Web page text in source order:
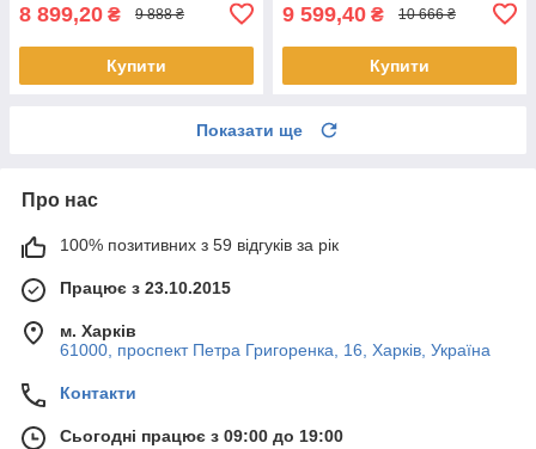
8 899,20 ₴ 9 888 ₴
Купити
9 599,40 ₴ 10 666 ₴
Купити
Показати ще
Про нас
100% позитивних з 59 відгуків за рік
Працює з 23.10.2015
м. Харків
61000, проспект Петра Григоренка, 16, Харків, Україна
Контакти
Сьогодні працює з 09:00 до 19:00